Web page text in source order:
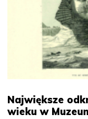
Największe
wieku w